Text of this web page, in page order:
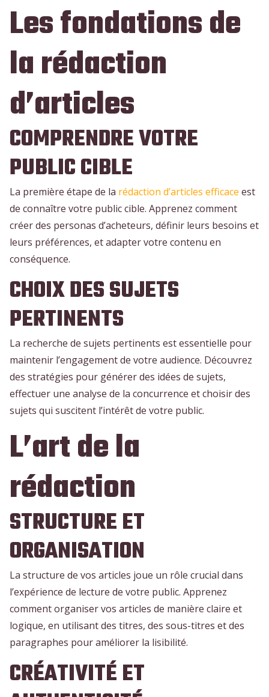
Les fondations de
la rédaction
d’articles
COMPRENDRE VOTRE
PUBLIC CIBLE
La première étape de la rédaction d’articles efficace est
de connaître votre public cible. Apprenez comment
créer des personas d’acheteurs, définir leurs besoins et
leurs préférences, et adapter votre contenu en
conséquence.
CHOIX DES SUJETS
PERTINENTS
La recherche de sujets pertinents est essentielle pour
maintenir l’engagement de votre audience. Découvrez
des stratégies pour générer des idées de sujets,
effectuer une analyse de la concurrence et choisir des
sujets qui suscitent l’intérêt de votre public.
L’art de la
rédaction
STRUCTURE ET
ORGANISATION
La structure de vos articles joue un rôle crucial dans
l’expérience de lecture de votre public. Apprenez
comment organiser vos articles de manière claire et
logique, en utilisant des titres, des sous-titres et des
paragraphes pour améliorer la lisibilité.
CRÉATIVITÉ ET